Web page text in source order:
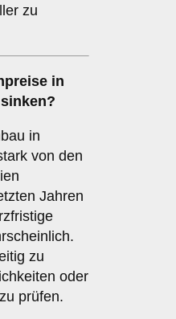
zu
in
in
von den
Jahren
zu
oder
prüfen.